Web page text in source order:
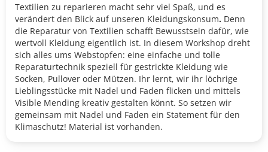
Textilien zu reparieren macht sehr viel Spaß, und es
verändert den Blick auf unseren Kleidungskonsum. Denn
die Reparatur von Textilien schafft Bewusstsein dafür, wie
wertvoll Kleidung eigentlich ist. In diesem Workshop dreht
sich alles ums Webstopfen: eine einfache und tolle
Reparaturtechnik speziell für gestrickte Kleidung wie
Socken, Pullover oder Mützen. Ihr lernt, wir ihr löchrige
Lieblingsstücke mit Nadel und Faden flicken und mittels
Visible Mending kreativ gestalten könnt. So setzen wir
gemeinsam mit Nadel und Faden ein Statement für den
Klimaschutz! Material ist vorhanden.